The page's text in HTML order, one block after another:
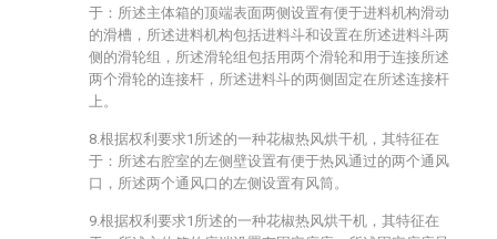
于：所述主体箱的顶端表面两侧设置有便于进料机构滑动
的滑槽，所述进料机构包括进料斗和设置在所述进料斗两
侧的滑轮组，所述滑轮组包括用两个滑轮和用于连接所述
两个滑轮的连接杆，所述进料斗的两侧固定在所述连接杆
上。
8.根据权利要求1所述的一种花椒热风烘干机，其特征在
于：所述右腔室的左侧壁设置有便于热风通过的两个通风
口，所述两个通风口的左侧设置有风筒。
9.根据权利要求1所述的一种花椒热风烘干机，其特征在